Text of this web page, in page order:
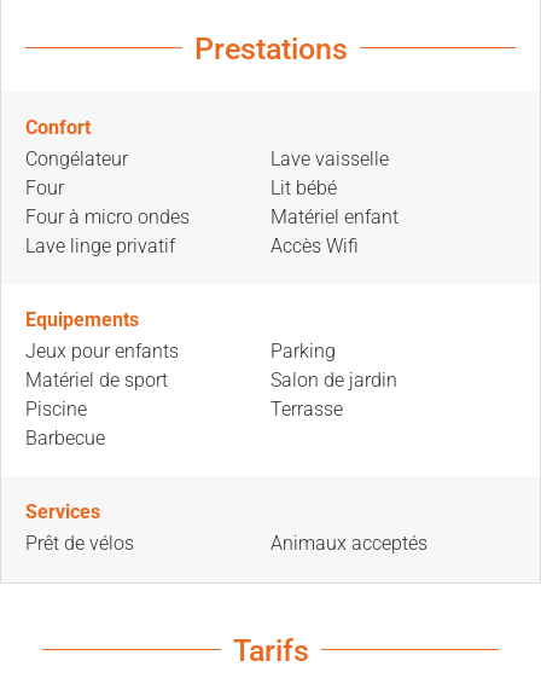
Prestations
Confort
Congélateur
Four
Four à micro ondes
Lave linge privatif
Lave vaisselle
Lit bébé
Matériel enfant
Accès Wifi
Equipements
Jeux pour enfants
Matériel de sport
Piscine
Barbecue
Parking
Salon de jardin
Terrasse
Services
Prêt de vélos
Animaux acceptés
Tarifs